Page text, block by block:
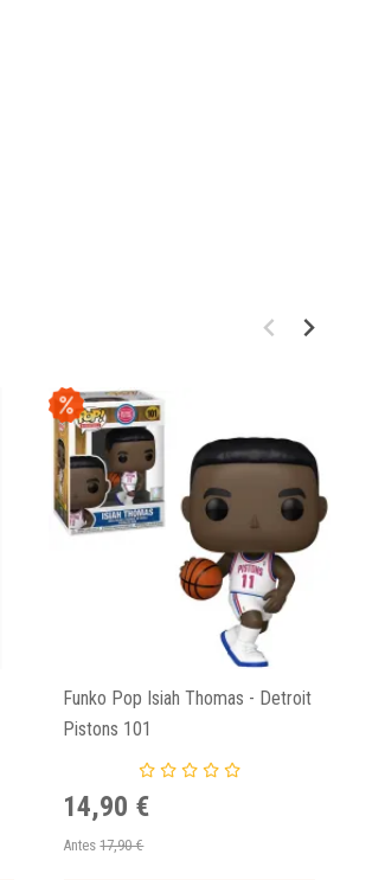
Funko Pop Isiah Thomas - Detroit
Pistons 101
14,90 €
Antes 17,90 €